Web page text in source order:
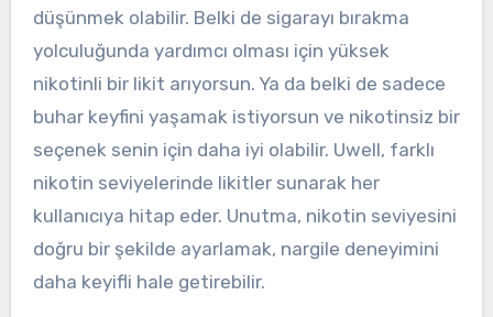
düşünmek olabilir. Belki de sigarayı bırakma
yolculuğunda yardımcı olması için yüksek
nikotinli bir likit arıyorsun. Ya da belki de sadece
buhar keyfini yaşamak istiyorsun ve nikotinsiz bir
seçenek senin için daha iyi olabilir. Uwell, farklı
nikotin seviyelerinde likitler sunarak her
kullanıcıya hitap eder. Unutma, nikotin seviyesini
doğru bir şekilde ayarlamak, nargile deneyimini
daha keyifli hale getirebilir.